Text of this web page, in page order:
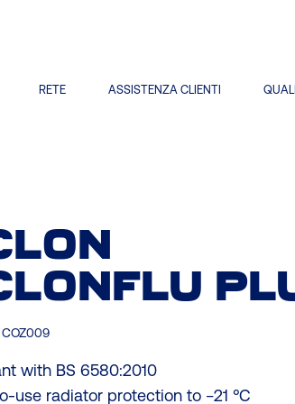
RETE ASSISTENZA CLIENTI
COZ009
with BS 6580:2010
radiator protection to −21 °C